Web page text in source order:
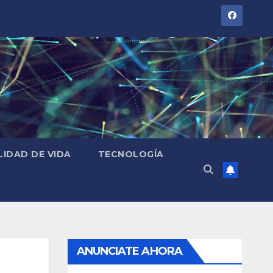
DE VIDA TECNOLOGÍA
ANUNCIATE AHORA